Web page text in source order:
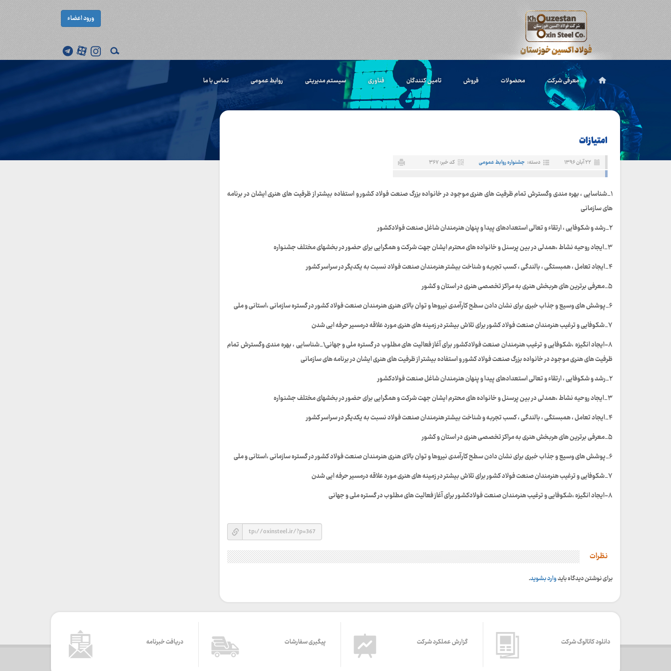
ورود اعضاء
معرفی شرکت محصولات فروش تامین کنندگان فناوری سیستم مدیریتی روابط عمومی تماس با ما
امتیازات
۲۲ آبان ۱۳۹۶ دسته: جشنواره روابط عمومی کد خبر: ۳۶۷
۱_شناسایی ، بهره مندی وگسترش تمام ظرفیت های هنری موجود در خانواده بزرگ صنعت فولاد کشور و استفاده بیشتر از ظرفیت های هنری ایشان در برنامه
های سازمانی
۲_رشد و شکوفایی ، ارتقاء و تعالی استعدادهای پیدا و پنهان هنرمندان شاغل صنعت فولادکشور
۳_ایجاد روحیه نشاط ،همدلی در بین پرسنل و خانواده های محترم ایشان جهت شرکت و همگرایی برای حضور در بخشهای مختلف جشنواره
۴_ایجاد تعامل ، همبستگی ، بالندگی ، کسب تجربه و شناخت بیشتر هنرمندان صنعت فولاد نسبت به یکدیگر در سراسر کشور
۵_معرفی برترین های هربخش هنری به مراکز تخصصی هنری در استان و کشور
۶_پوشش های وسیع و جذاب خبری برای نشان دادن سطح کارآمدی نیروها و توان بالای هنری هنرمندان صنعت فولاد کشور در گستره سازمانی ،استانی و ملی
۷_شکوفایی و ترغیب هنرمندان صنعت فولاد کشور برای تلاش بیشتر در زمینه های هنری مورد علاقه درمسیر حرفه ایی شدن
۸-ایجاد انگیزه ،شکوفایی و ترغیب هنرمندان صنعت فولادکشور برای آغاز فعالیت های مطلوب در گستره ملی و جهانی۱_شناسایی ، بهره مندی وگسترش تمام
ظرفیت های هنری موجود در خانواده بزرگ صنعت فولاد کشور و استفاده بیشتر از ظرفیت های هنری ایشان در برنامه های سازمانی
۲_رشد و شکوفایی ، ارتقاء و تعالی استعدادهای پیدا و پنهان هنرمندان شاغل صنعت فولادکشور
۳_ایجاد روحیه نشاط ،همدلی در بین پرسنل و خانواده های محترم ایشان جهت شرکت و همگرایی برای حضور در بخشهای مختلف جشنواره
۴_ایجاد تعامل ، همبستگی ، بالندگی ، کسب تجربه و شناخت بیشتر هنرمندان صنعت فولاد نسبت به یکدیگر در سراسر کشور
۵_معرفی برترین های هربخش هنری به مراکز تخصصی هنری در استان و کشور
۶_پوشش های وسیع و جذاب خبری برای نشان دادن سطح کارآمدی نیروها و توان بالای هنری هنرمندان صنعت فولاد کشور در گستره سازمانی ،استانی و ملی
۷_شکوفایی و ترغیب هنرمندان صنعت فولاد کشور برای تلاش بیشتر در زمینه های هنری مورد علاقه درمسیر حرفه ایی شدن
۸-ایجاد انگیزه ،شکوفایی و ترغیب هنرمندان صنعت فولادکشور برای آغاز فعالیت های مطلوب در گستره ملی و جهانی
نظرات
برای نوشتن دیدگاه بایدوارد بشوید.
دانلود کاتالوگ شرکت گزارش عملکرد شرکت پیگیری سفارشات دریافت خبرنامه